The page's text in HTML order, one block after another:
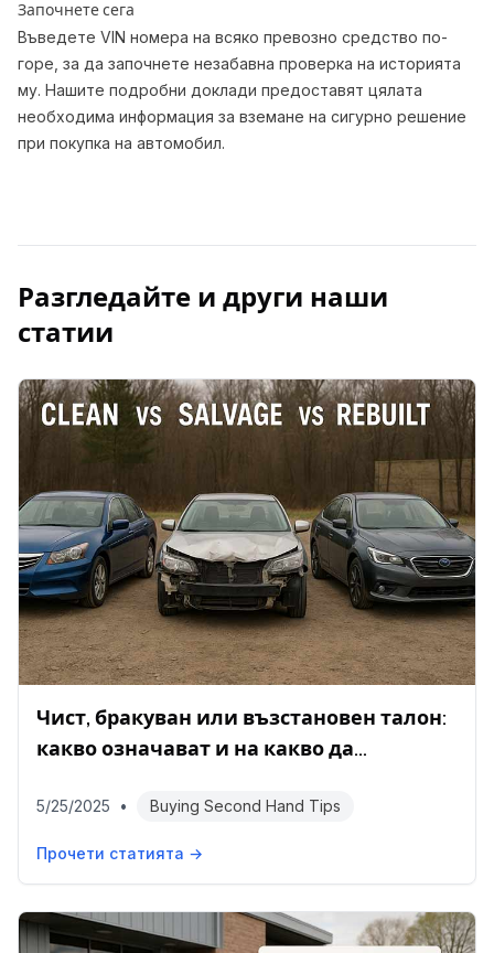
Започнете сега
Въведете VIN номера на всяко превозно средство по-
горе, за да започнете незабавна проверка на историята
му. Нашите подробни доклади предоставят цялата
необходима информация за вземане на сигурно решение
при покупка на автомобил.
Разгледайте и други наши
статии
Чист, бракуван или възстановен талон:
какво означават и на какво да
5/25/2025 • Buying Second Hand Tips
Прочети статията →